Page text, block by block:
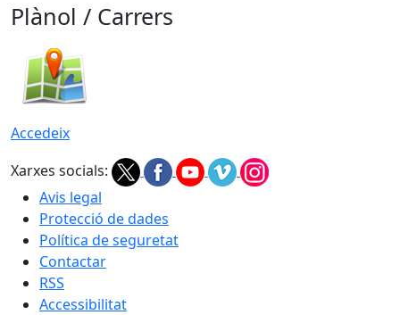
Plànol / Carrers
Accedeix
Xarxes socials:
Avis legal
Protecció de dades
Política de seguretat
Contactar
RSS
Accessibilitat